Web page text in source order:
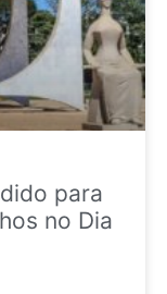
para
no Dia